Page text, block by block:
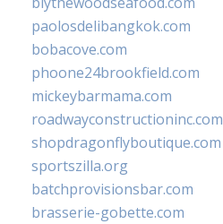
paolosdelibangkok.com
bobacove.com
phoone24brookfield.com
mickeybarmama.com
roadwayconstructioninc.com
shopdragonflyboutique.com
sportszilla.org
batchprovisionsbar.com
brasserie-gobette.com